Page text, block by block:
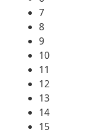
7
8
9
10
11
12
13
14
15